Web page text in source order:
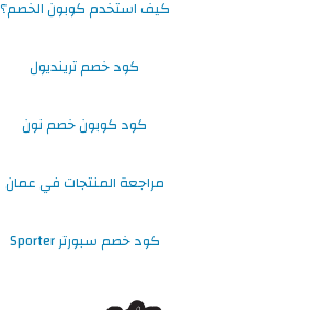
كيف استخدم كوبون الخصم؟
كود خصم ترينديول
كود كوبون خصم نون
مراجعة المنتجات في عمان
كود خصم سبورتر Sporter